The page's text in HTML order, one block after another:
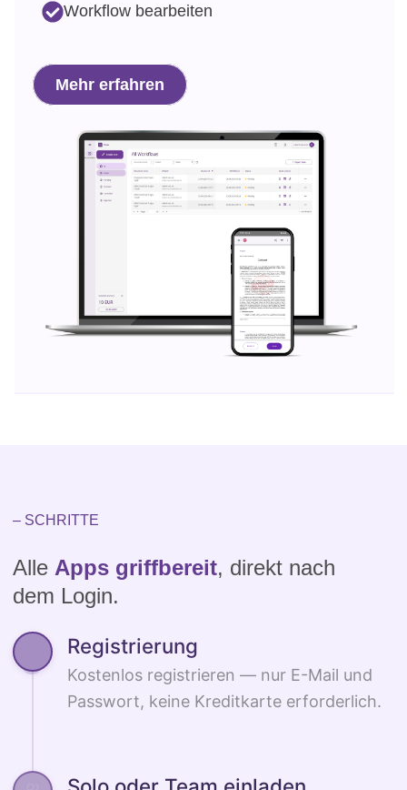
Workflow bearbeiten
Mehr erfahren
– SCHRITTE
Alle Apps griffbereit, direkt nach
dem Login.
Registrierung
Arbeite alleine oder lade Kollegen mit